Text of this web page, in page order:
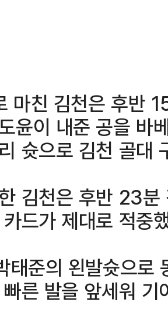
마친 김천은 후반
윤이 내준 공을 바
슛으로 김천 골대
김천은 후반 23
드가 제대로 적중
태준의 왼발슛으로
른 발을 앞세워 기